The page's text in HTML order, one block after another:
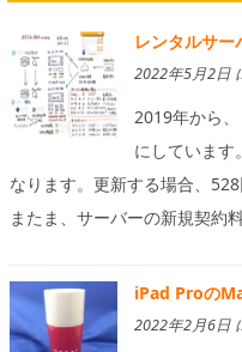
レンタルサー
2022年5月2日
2019年から
にしています
なります。更新する場合、
またま、サーバーの新規契約
iPad Proの
2022年2月6日